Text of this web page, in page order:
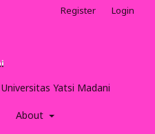
Yatsi Madani
About
Register Login